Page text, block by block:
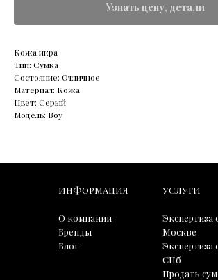
Узнать цену, детали
Кожа икра
Тип: Сумка
Состояние: Отличное
Материал: Кожа
Цвет: Серый
Модель: Boy
ИНФОРМАЦИЯ
О компании
Бренды
Блог
УСЛУГИ
Экспертиза
Москве
Экспертиза
СПб
Продать